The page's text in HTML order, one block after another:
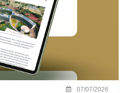
07/07/2026